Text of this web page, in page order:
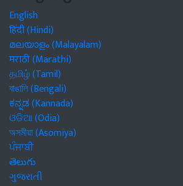
English
हिंदी (Hindi)
മലയാളം (Malayalam)
मराठी (Marathi)
தமிழ் (Tamil)
বাঙালি (Bengali)
ಕನ್ನಡ (Kannada)
ଓଡିଆ (Odia)
অসমীয়া (Asomiya)
ਪੰਜਾਬੀ
తెలుగు
ગુજરાતી